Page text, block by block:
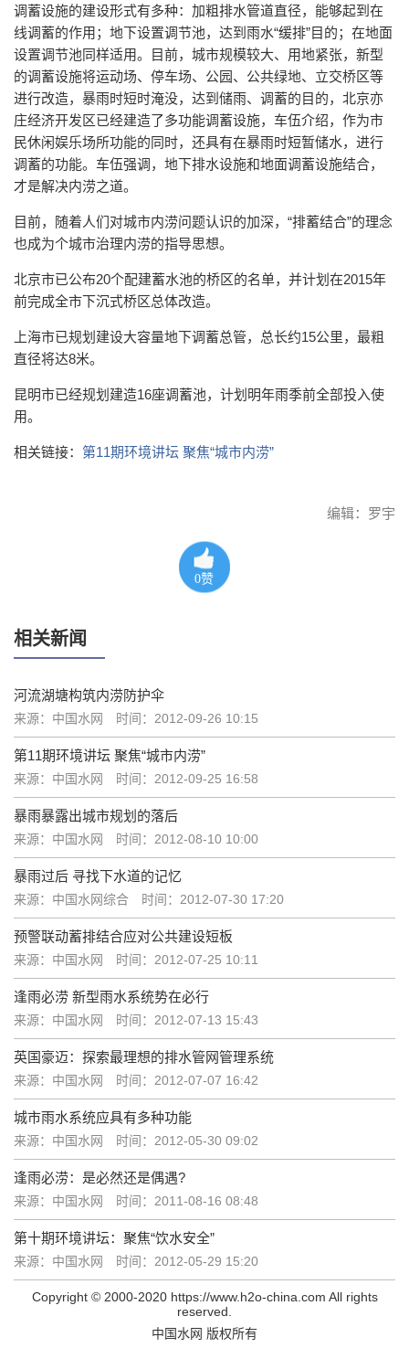
调蓄设施的建设形式有多种：加粗排水管道直径，能够起到在
线调蓄的作用；地下设置调节池，达到雨水“缓排”目的；在地面
设置调节池同样适用。目前，城市规模较大、用地紧张，新型
的调蓄设施将运动场、停车场、公园、公共绿地、立交桥区等
进行改造，暴雨时短时淹没，达到储雨、调蓄的目的，北京亦
庄经济开发区已经建造了多功能调蓄设施，车伍介绍，作为市
民休闲娱乐场所功能的同时，还具有在暴雨时短暂储水，进行
调蓄的功能。车伍强调，地下排水设施和地面调蓄设施结合，
才是解决内涝之道。
目前，随着人们对城市内涝问题认识的加深，“排蓄结合”的理念
也成为个城市治理内涝的指导思想。
北京市已公布20个配建蓄水池的桥区的名单，并计划在2015年
前完成全市下沉式桥区总体改造。
上海市已规划建设大容量地下调蓄总管，总长约15公里，最粗
直径将达8米。
昆明市已经规划建造16座调蓄池，计划明年雨季前全部投入使
用。
相关链接： 第11期环境讲坛 聚焦“城市内涝”
编辑：罗宇
0赞
相关新闻
河流湖塘构筑内涝防护伞
来源：中国水网 时间：2012-09-26 10:15
第11期环境讲坛 聚焦“城市内涝”
来源：中国水网 时间：2012-09-25 16:58
暴雨暴露出城市规划的落后
来源：中国水网 时间：2012-08-10 10:00
暴雨过后 寻找下水道的记忆
来源：中国水网综合 时间：2012-07-30 17:20
预警联动蓄排结合应对公共建设短板
来源：中国水网 时间：2012-07-25 10:11
逢雨必涝 新型雨水系统势在必行
来源：中国水网 时间：2012-07-13 15:43
英国豪迈：探索最理想的排水管网管理系统
来源：中国水网 时间：2012-07-07 16:42
城市雨水系统应具有多种功能
来源：中国水网 时间：2012-05-30 09:02
逢雨必涝：是必然还是偶遇?
来源：中国水网 时间：2011-08-16 08:48
第十期环境讲坛：聚焦“饮水安全”
来源：中国水网 时间：2012-05-29 15:20
Copyright © 2000-2020 https://www.h2o-china.com All rights
reserved.
中国水网 版权所有